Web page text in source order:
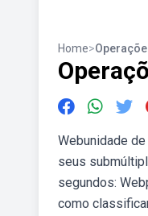
Home>
Webunidade
seus
segundos:
como